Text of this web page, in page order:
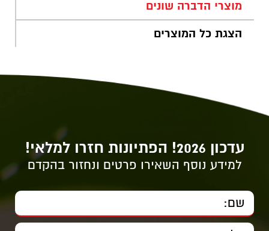
מוצרי הדברה שונים
הצגת כל המוצרים
עדכון 2026! הפתיונות חזרו למלאי!
למידע נוסף השאירו פרטים ונחזור בהקדם